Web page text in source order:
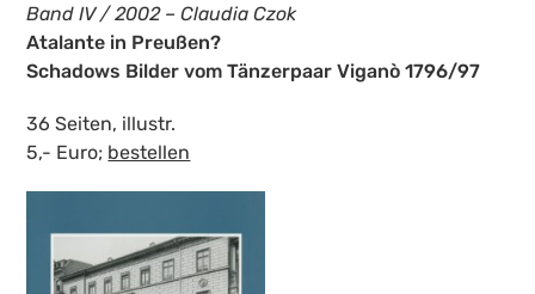
Band IV / 2002 – Claudia Czok
Atalante in Preußen?
Schadows Bilder vom Tänzerpaar Viganò 1796/97
36 Seiten, illustr.
5,- Euro; bestellen